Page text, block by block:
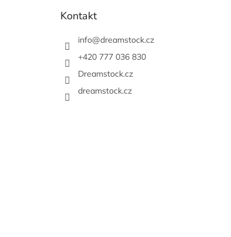
Kontakt
info@dreamstock.cz
+420 777 036 830
Dreamstock.cz
dreamstock.cz